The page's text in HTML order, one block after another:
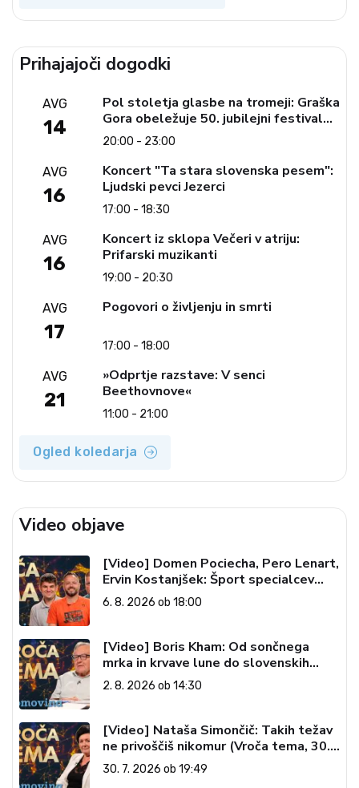
Prihajajoči dogodki
AVG
14
Pol stoletja glasbe na tromeji: Graška
Gora obeležuje 50. jubilejni festival
narodno-zabavne glasbe
20:00 - 23:00
AVG
16
Koncert "Ta stara slovenska pesem":
Ljudski pevci Jezerci
17:00 - 18:30
AVG
16
Koncert iz sklopa Večeri v atriju:
Prifarski muzikanti
19:00 - 20:30
AVG
17
Pogovori o življenju in smrti
17:00 - 18:00
AVG
21
»Odprtje razstave: V senci
Beethovnove«
11:00 - 21:00
Ogled koledarja
Video objave
[Video] Domen Pociecha, Pero Lenart,
Ervin Kostanjšek: Šport specialcev
(Vroča tema, 6. 8. 2026)
6. 8. 2026 ob 18:00
[Video] Boris Kham: Od sončnega
mrka in krvave lune do slovenskih
pečatov v vesolju (Vroča tema, 2. 8.
2026)
2. 8. 2026 ob 14:30
[Video] Nataša Simončič: Takih težav
ne privoščiš nikomur (Vroča tema, 30.
7. 2026)
30. 7. 2026 ob 19:49